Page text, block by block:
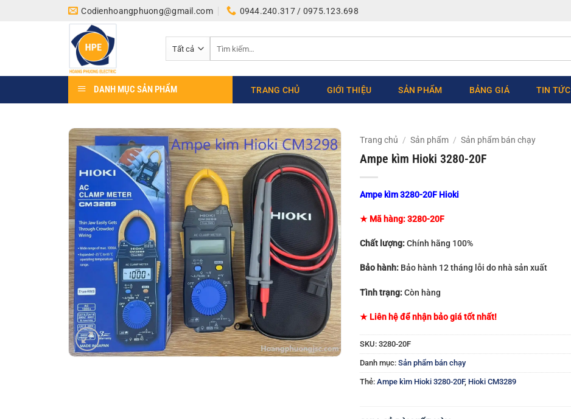
Codienhoangphuong@gmail.com 0944.240.317 / 0975.123.698
kiếm:
DANH MỤC SẢN PHẨM TRANG CHỦ GIỚI THIỆU SẢN PHẨM BẢNG GIÁ TIN TỨC
Trang chủ / Sản phẩm / Sản phẩm bán chạy
Ampe kìm Hioki 3280-20F
Ampe kìm 3280-20F Hioki
★ Mã hàng: 3280-20F
Chất lượng:Chính hãng 100%
Bảo hành: Bảo hành 12 tháng lỗi do nhà sản xuất
Tình trạng:Còn hàng
★ Liên hệ để nhận bảo giá tốt nhất!
SKU:3280-20F
Danh mục:Sản phẩm bán chạy
Thẻ:Ampe kìm Hioki 3280-20F, Hioki CM3289